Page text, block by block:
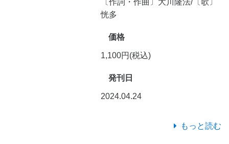
〔作詞・作曲〕大川隆法/〔歌〕
恍多
価格
1,100円(税込)
発刊日
2024.04.24
もっと読む